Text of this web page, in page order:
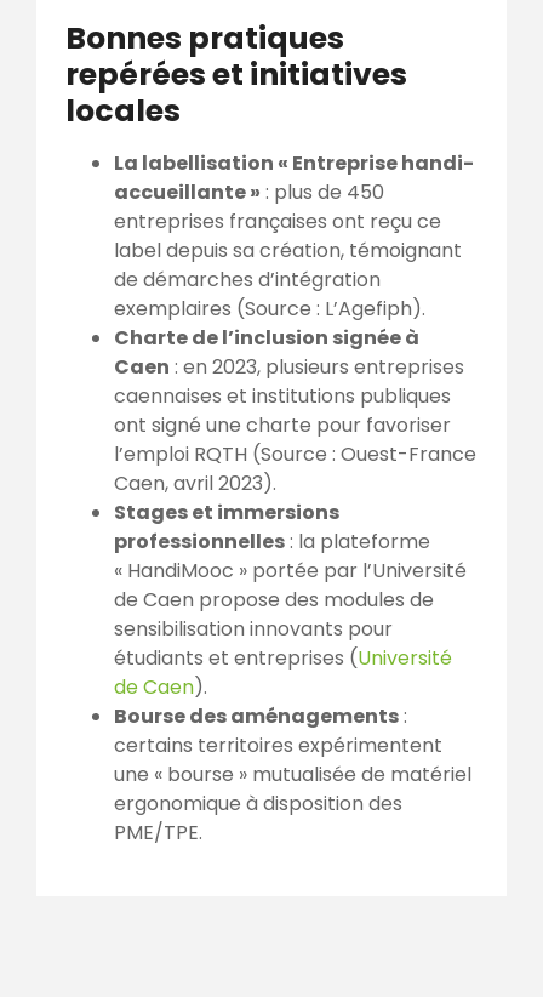
Bonnes pratiques
repérées et initiatives
locales
La labellisation « Entreprise handi-
accueillante » : plus de 450
entreprises françaises ont reçu ce
label depuis sa création, témoignant
de démarches d’intégration
exemplaires (Source : L’Agefiph).
Charte de l’inclusion signée à
Caen : en 2023, plusieurs entreprises
caennaises et institutions publiques
ont signé une charte pour favoriser
l’emploi RQTH (Source : Ouest-France
Caen, avril 2023).
Stages et immersions
professionnelles: la plateforme
« HandiMooc » portée par l’Université
de Caen propose des modules de
sensibilisation innovants pour
étudiants et entreprises (Université
de Caen).
Bourse des aménagements:
certains territoires expérimentent
une « bourse » mutualisée de matériel
ergonomique à disposition des
PME/TPE.